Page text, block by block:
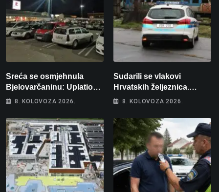
Sreća se osmjehnula
Bjelovarčaninu: Uplatio
samo 4 eura, a osvojio
8. KOLOVOZA 2026.
Sudarili se vlakovi
Hrvatskih željeznica.
Šestero osoba teško
intenzivnoj
8. KOLOVOZA 2026.